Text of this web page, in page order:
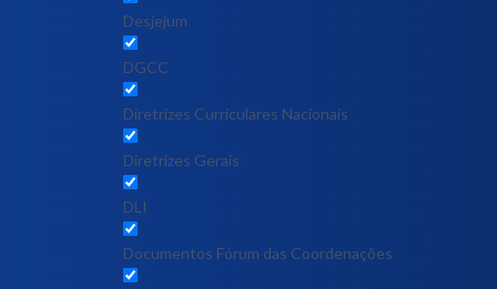
Desjejum
DGCC
Diretrizes Curriculares Nacionais
Diretrizes Gerais
DLI
Documentos Fórum das Coordenações